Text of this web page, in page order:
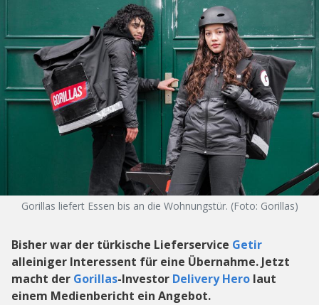
Gorillas liefert Essen bis an die Wohnungstür. (Foto: Gorillas)
Bisher war der türkische Lieferservice Getir
alleiniger Interessent für eine Übernahme. Jetzt
macht der Gorillas-Investor Delivery Hero laut
einem Medienbericht ein Angebot.